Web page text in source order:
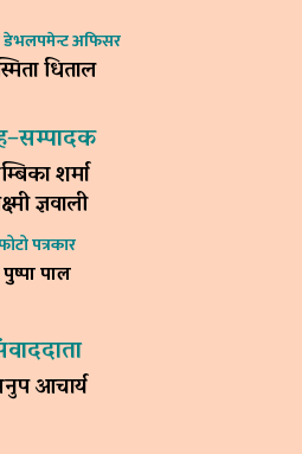
अफिसर
धिताल
शर्मा
ज्ञवाली
पत्रकार
पुष्पा पाल
आचार्य